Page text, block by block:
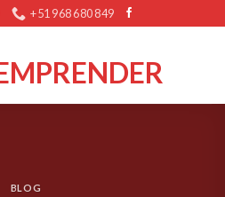
+51 968 680 849
BLOG